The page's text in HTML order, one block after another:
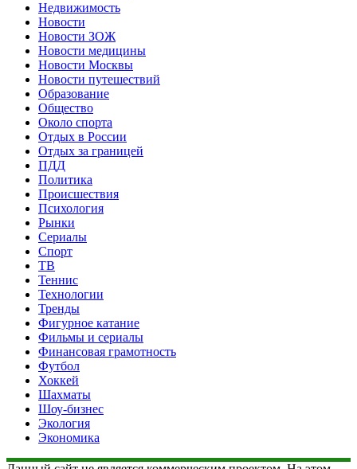
Недвижимость
Новости
Новости ЗОЖ
Новости медицины
Новости Москвы
Новости путешествий
Образование
Общество
Около спорта
Отдых в России
Отдых за границей
ПДД
Политика
Происшествия
Психология
Рынки
Сериалы
Спорт
ТВ
Теннис
Технологии
Тренды
Фигурное катание
Фильмы и сериалы
Финансовая грамотность
Футбол
Хоккей
Шахматы
Шоу-бизнес
Экология
Экономика